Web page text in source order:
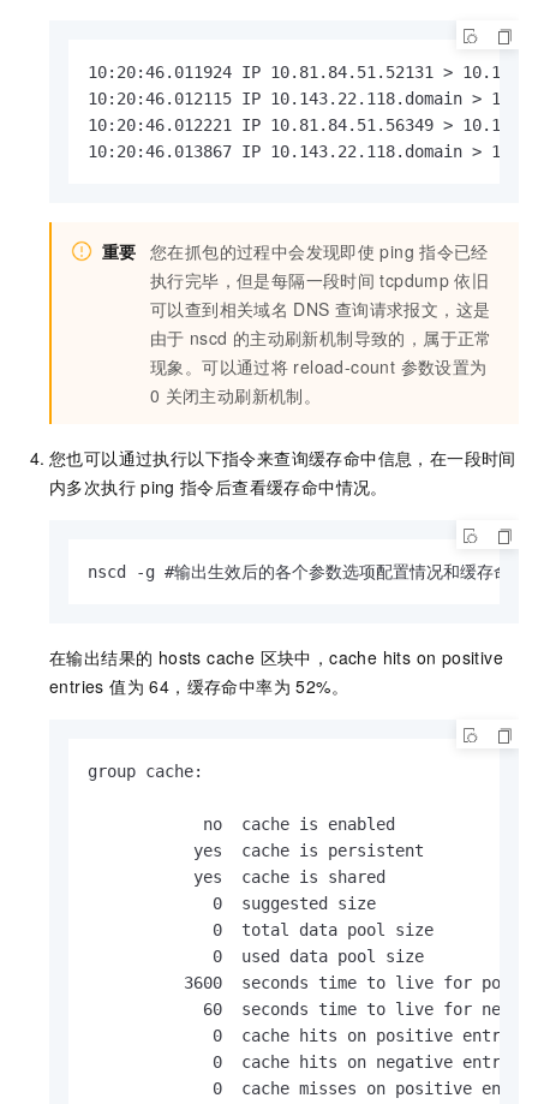
10:20:46.011924 IP 10.81.84.51.52131 >
10:20:46.012115 IP 10.143.22.118.domain >
10:20:46.012221 IP 10.81.84.51.56349 >
10:20:46.013867 IP 10.143.22.118.domain >
重要 您在抓包的过程中会发现即使 ping 指令已经
执行完毕，但是每隔一段时间 tcpdump 依旧
可以查到相关域名 DNS 查询请求报文，这是
由于 nscd 的主动刷新机制导致的，属于正常
现象。可以通过将 reload-count 参数设置为
0 关闭主动刷新机制。
您也可以通过执行以下指令来查询缓存命中信息，在一段时间
内多次执行 ping 指令后查看缓存命中情况。
nscd -g #输出生效后的各个参数选项配置情况和缓存命中
在输出结果的 hosts cache 区块中，cache hits on positive
entries 值为 64，缓存命中率为 52%。
group cache:
            no  cache is enabled
           yes  cache is persistent
           yes  cache is shared
             0  suggested size
             0  total data pool size
             0  used data pool size
3600  seconds time to live for
60  seconds time to live for
             0  cache hits on positive entries
             0  cache hits on negative entries
0  cache misses on positive